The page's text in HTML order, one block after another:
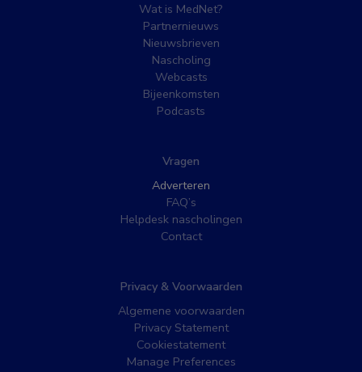
Wat is MedNet?
Partnernieuws
Nieuwsbrieven
Nascholing
Webcasts
Bijeenkomsten
Podcasts
Vragen
Adverteren
FAQ’s
Helpdesk nascholingen
Contact
Privacy & Voorwaarden
Algemene voorwaarden
Privacy Statement
Cookiestatement
Manage Preferences